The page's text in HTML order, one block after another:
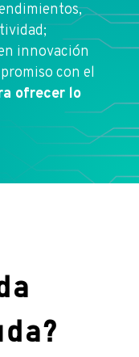
innovación
con el
ofrecer lo